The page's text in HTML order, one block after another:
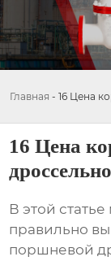
Главная - 16 Цена
16 Цена
В этой
правильно
поршневой